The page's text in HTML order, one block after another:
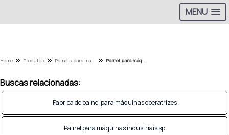
MENU
Home Produtos Paineis para maquinas operatrizes - Categoria Painel para máquinas operatrizes sp
Buscas relacionadas:
Fabrica de painel para máquinas operatrizes
Painel para máquinas industriais sp